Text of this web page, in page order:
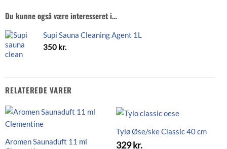
Du kunne også være interesseret i…
Supi Sauna Cleaning Agent 1L
350 kr.
RELATEREDE VARER
Aromen Saunaduft 11 ml
Tylø Øse/ske Classic 40 cm
329kr.